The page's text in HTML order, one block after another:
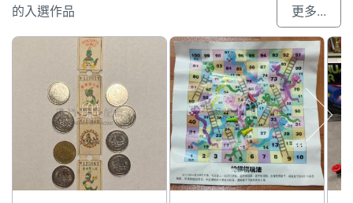
的入選作品 更多...